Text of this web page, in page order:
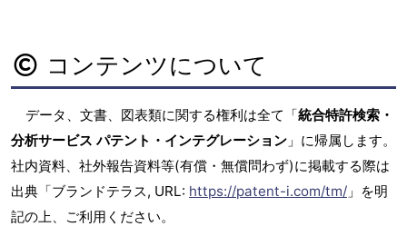
コンテンツについて
データ、文書、図表類に関する権利は全て「統合特許検索・
分析サービス パテント・インテグレーション 」に帰属します。
社内資料、社外報告資料等(有償・無償問わず)に掲載する際は
出典「ブランドテラス, URL: https://patent-i.com/tm/ 」を明
記の上、ご利用ください。